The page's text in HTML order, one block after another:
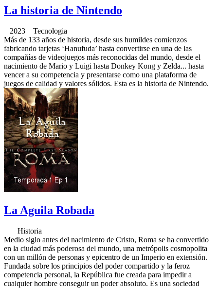
La historia de Nintendo
2023 Tecnologia
Más de 133 años de historia, desde sus humildes comienzos
fabricando tarjetas ‘Hanufuda’ hasta convertirse en una de las
compañías de videojuegos más reconocidas del mundo, desde el
nacimiento de Mario y Luigi hasta Donkey Kong y Zelda... hasta
vencer a su competencia y presentarse como una plataforma de
juegos de calidad y valores sólidos. Esta es la historia de Nintendo.
La Aguila Robada
Historia
Medio siglo antes del nacimiento de Cristo, Roma se ha convertido
en la ciudad más poderosa del mundo, una metrópolis cosmopolita
con un millón de personas y epicentro de un Imperio en extensión.
Fundada sobre los principios del poder compartido y la feroz
competencia personal, la República fue creada para impedir a
cualquier hombre conseguir un poder absoluto. Es una sociedad